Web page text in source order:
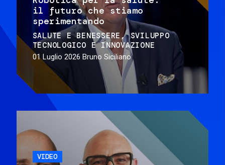
il futuro che stiamo
sperimentando
SALUTE E BENESSERE
SVILUPPO
TECNOLOGICO E INNOVAZIONE
01 Luglio 2026 Bruno Siciliano
VIDEO